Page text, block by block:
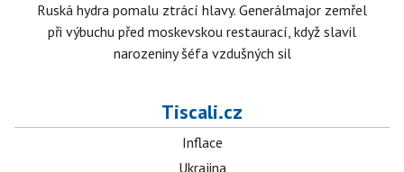
Ruská hydra pomalu ztrácí hlavy. Generálmajor zemřel
při výbuchu před moskevskou restaurací, když slavil
narozeniny šéfa vzdušných sil
Tiscali.cz
Inflace
Ukrajina